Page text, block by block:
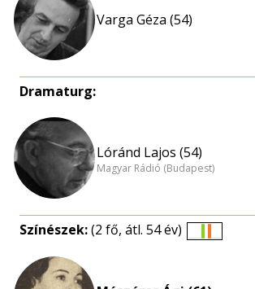
Varga Géza (54)
Dramaturg:
Lóránd Lajos (54)
Magyar Rádió (Budapest)
Színészek:(2 fő, átl. 54 év)